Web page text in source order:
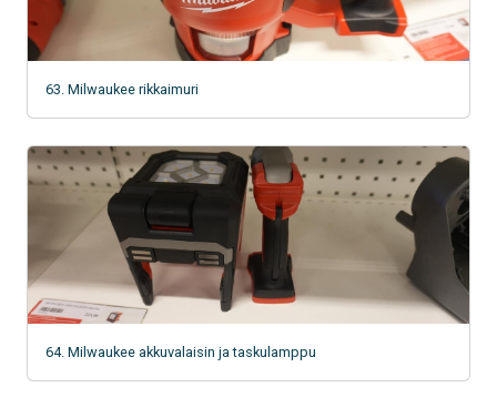
63. Milwaukee rikkaimuri
64. Milwaukee akkuvalaisin ja taskulamppu